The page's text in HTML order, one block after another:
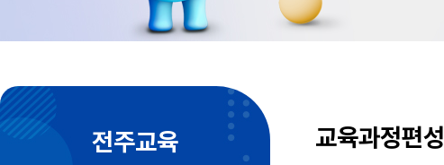
전주교육 교육과정편성